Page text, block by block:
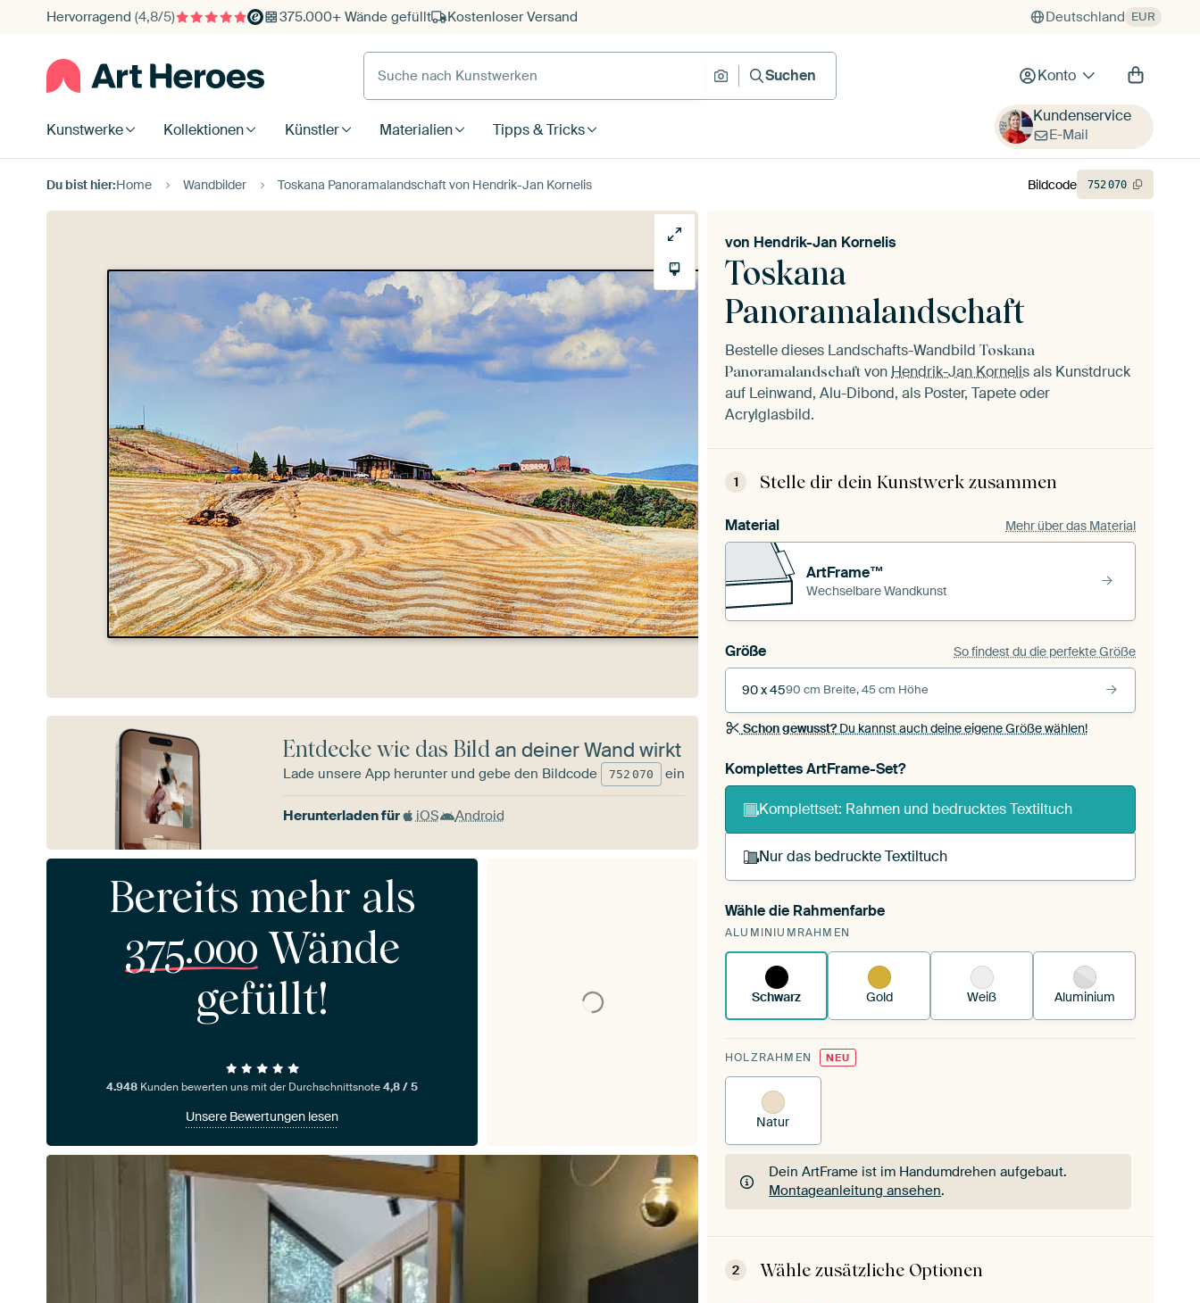
Hervorragend (4,8/5) 375.000+ Wände gefüllt Kostenloser Versand Deutschland EUR
Suche nach Kunstwerken
Suche nach Bild
Suchen Konto
Kunstwerke Kollektionen Künstler Materialien Tipps & Tricks
Kundenservice
E-Mail
Du bist hier:Home Wandbilder Toskana Panoramalandschaft von Hendrik-Jan Kornelis
Toskana
Panoramalandschaft
von Hendrik-Jan Kornelis
Bestelle dieses Landschafts-Wandbild Toskana
Panoramalandschaft von Hendrik-Jan Kornelisals Kunstdruck
auf Leinwand, Alu-Dibond, als Poster, Tapete oder
Acrylglasbild.
1 Stelle dir dein Kunstwerk zusammen
Material Mehr über das Material
ArtFrame™
Wechselbare Wandkunst
Größe So findest du die perfekte Größe
90 x 4590 cm Breite, 45 cm Höhe
Schon gewusst?Du kannst auch deine eigene Größe wählen!
Komplettes ArtFrame-Set?
Komplettset: Rahmen und bedrucktes Textiltuch
Nur das bedruckte Textiltuch
Du spannst einen wechselbaren Textiltuch in deinen
vorhandenen ArtFrame™.
Wähle die Rahmenfarbe
ALUMINIUMRAHMEN
Schwarz Gold Weiß Aluminium
HOLZRAHMEN NEU
Natur
Dein ArtFrame ist im Handumdrehen aufgebaut.
Montageanleitung ansehen.
Dein ArtFrame ist im Handumdrehen aufgebaut.
2 Wähle zusätzliche Optionen
Bildcode 752070
Entdecke wie das Bildan deiner Wand wirkt
Lade unsere App herunter und gebe den Bildcode 752 070 ein
Herunterladen für iOS Android
Bereits mehr als
375.000 Wände
gefüllt!
4.948 Kunden bewerten uns mit der Durchschnittsnote4,8 / 5
Unsere Bewertungen lesen